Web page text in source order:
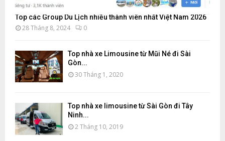
Top các Group Du Lịch nhiều thành viên nhất Việt Nam 2026
28 Tháng 8, 2024 0
Top nhà xe Limousine từ Mũi Né đi Sài
Gòn...
30 Tháng 1, 2020
Top nhà xe limousine từ Sài Gòn đi Tây
Ninh...
2 Tháng 10, 2019